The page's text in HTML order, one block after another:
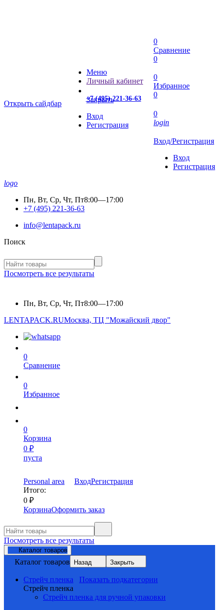
Открыть сайдбар
Меню
Личный кабинет
Закрыть
Вход
Регистрация
0
Сравнение
0
0
Избранное
0
0
+7 (495) 221-36-63
login
Вход/Регистрация
Вход
Регистрация
logo
Пн, Вт, Ср, Чт, Пт8:00—17:00
+7 (495) 221-36-63
info@lentapack.ru
Поиск
Посмотреть все результаты
Пн, Вт, Ср, Чт, Пт8:00—17:00
LENTAPACK.RUМосква, ТЦ "Можайский двор"
0
Сравнение
0
Избранное
0
Корзина
0 ₽
пуста
Personal area ВходРегистрация
Итого:
0 ₽
КорзинаОформить заказ
Посмотреть все результаты
Каталог товаров
Каталог товаров Назад Закрыть
Стрейч пленка
Показать подкатегории
Стрейч пленка
Стрейч пленка для ручной упаковки